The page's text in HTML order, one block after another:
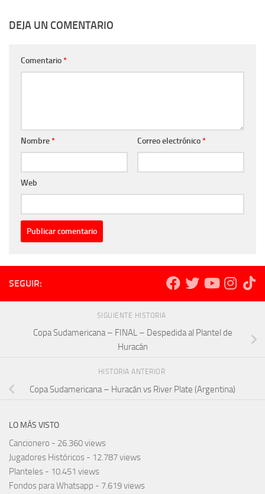
DEJA UN COMENTARIO
Comentario*
Nombre* Correo electrónico*
Web
SEGUIR:
SIGUIENTE HISTORIA
Copa Sudamericana – FINAL – Despedida al Plantel de
Huracán
HISTORIA ANTERIOR
Copa Sudamericana – Huracán vs River Plate (Argentina)
LO MÁS VISTO
Cancionero - 26.360 views
Jugadores Históricos - 12.787 views
Planteles - 10.451 views
Fondos para Whatsapp - 7.619 views